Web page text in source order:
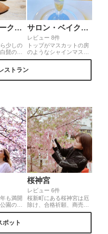
白髭のシュークリーム工房
少しの
髭のシ
」で
目がと
シュー
ことが
、季節
いくつ
ートイン
きます♪
サロン・ベイク・アンド・ティー
レビュー 8件
トップがマスカットの房
のようなシャインマスカ
ットのパフェ。葉っぱの
くサブレの下は巨峰のア
イスで2種類のブドウを食
ジュクリームやジュレの
フワトロ感がいいバラン
ス。
ストラン
も満開
園の桜
てるの
真を撮
オスス
日でも
桜神宮
レビュー 6件
桜新町にある桜神宮は厄
除け、合格祈願、商売繁
盛、縁結びなどにご利益
の思いを込めた花帯がた
ポット